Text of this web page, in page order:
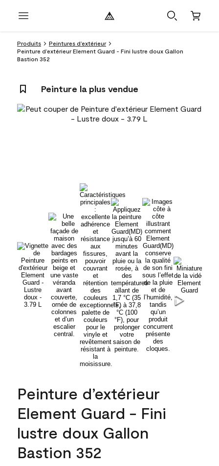
Produits
Peintures d’extérieur
Peinture d’extérieur Element Guard - Fini lustre doux Gallon
Bastion 352
Peinture la plus vendue
Peinture d’extérieur
Element Guard - Fini
lustre doux Gallon
Bastion 352